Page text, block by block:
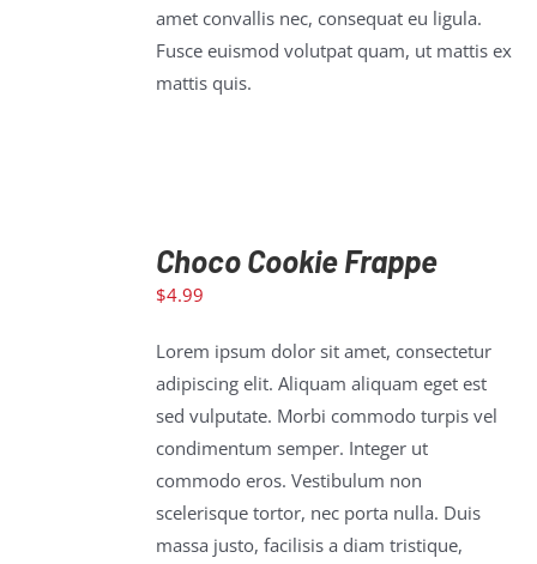
amet convallis nec, consequat eu ligula.
Fusce euismod volutpat quam, ut mattis ex
mattis quis.
Choco Cookie Frappe
$4.99
Lorem ipsum dolor sit amet, consectetur
adipiscing elit. Aliquam aliquam eget est
sed vulputate. Morbi commodo turpis vel
condimentum semper. Integer ut
commodo eros. Vestibulum non
scelerisque tortor, nec porta nulla. Duis
massa justo, facilisis a diam tristique,